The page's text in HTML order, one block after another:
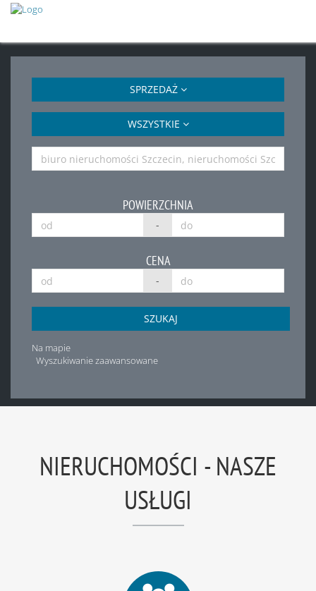
SPRZEDAŻ
WSZYSTKIE
POWIERZCHNIA
-
CENA
-
SZUKAJ
Na mapie
Wyszukiwanie zaawansowane
NIERUCHOMOŚCI - NASZE
USŁUGI